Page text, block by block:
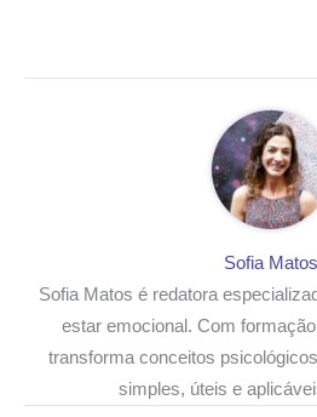
Sofia Matos
Sofia Matos é redatora
estar emocional. Com
transforma conceitos
simples, úteis e